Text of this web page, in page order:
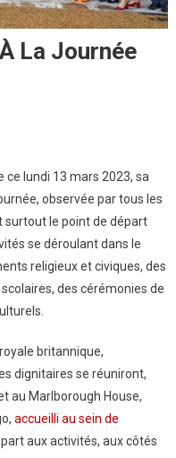
La Journée
ce lundi 13 mars 2023, sa
observée par tous les
surtout le point de départ
se déroulant dans le
religieux et civiques, des
des cérémonies de
britannique,
dignitaires se réuniront,
au Marlborough House,
accueilli au sein de
aux activités, aux côtés